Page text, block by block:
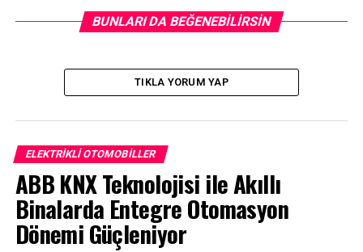
Tasarım: EX90 çizgisi, sıra dışı
kapı kolları
BUNLARI DA BEĞENEBILIRSIN
TIKLA YORUM YAP
ELEKTRIKLI OTOMOBILLER
ABB KNX Teknolojisi ile Akıllı
Binalarda Entegre Otomasyon
Dönemi Güçleniyor